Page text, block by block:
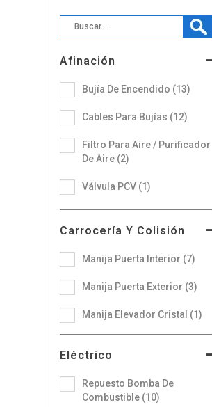
Afinación
Bujía De Encendido (13)
Cables Para Bujías (12)
Filtro Para Aire / Purificador
De Aire (2)
Válvula PCV (1)
Carrocería Y Colisión
Manija Puerta Interior (7)
Manija Puerta Exterior (3)
Manija Elevador Cristal (1)
Eléctrico
Repuesto Bomba De
Combustible (10)